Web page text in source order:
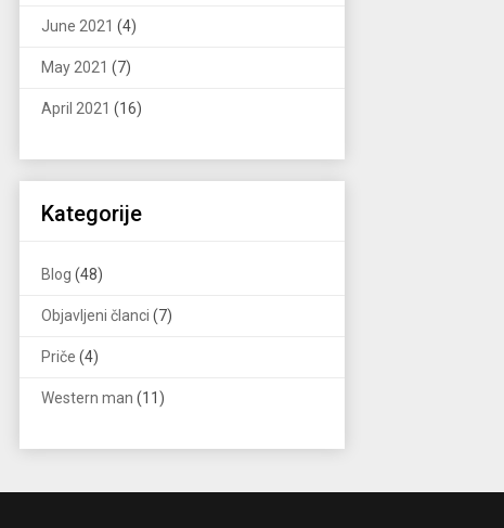
June 2021 (4)
May 2021 (7)
April 2021 (16)
Kategorije
Blog (48)
Objavljeni članci (7)
Priče (4)
Western man (11)